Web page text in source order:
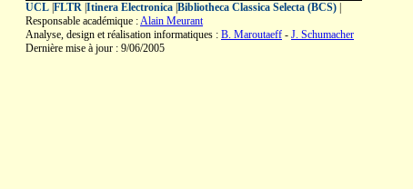
UCL FLTR Itinera Electronica Bibliotheca Classica Selecta (BCS)
Responsable académique :Alain Meurant
Analyse, design et réalisation informatiques : B. Maroutaeff - J. Schumacher
Dernière mise à jour : 9/06/2005